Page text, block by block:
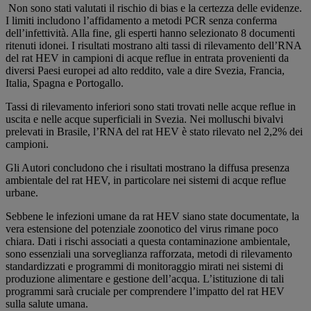
Non sono stati valutati il rischio di bias e la certezza delle evidenze.
I limiti includono l’affidamento a metodi PCR senza conferma
dell’infettività. Alla fine, gli esperti hanno selezionato 8 documenti
ritenuti idonei. I risultati mostrano alti tassi di rilevamento dell’RNA
del rat HEV in campioni di acque reflue in entrata provenienti da
diversi Paesi europei ad alto reddito, vale a dire Svezia, Francia,
Italia, Spagna e Portogallo.
Tassi di rilevamento inferiori sono stati trovati nelle acque reflue in
uscita e nelle acque superficiali in Svezia. Nei molluschi bivalvi
prelevati in Brasile, l’RNA del rat HEV è stato rilevato nel 2,2% dei
campioni.
Gli Autori concludono che i risultati mostrano la diffusa presenza
ambientale del rat HEV, in particolare nei sistemi di acque reflue
urbane.
Sebbene le infezioni umane da rat HEV siano state documentate, la
vera estensione del potenziale zoonotico del virus rimane poco
chiara. Dati i rischi associati a questa contaminazione ambientale,
sono essenziali una sorveglianza rafforzata, metodi di rilevamento
standardizzati e programmi di monitoraggio mirati nei sistemi di
produzione alimentare e gestione dell’acqua. L’istituzione di tali
programmi sarà cruciale per comprendere l’impatto del rat HEV
sulla salute umana.